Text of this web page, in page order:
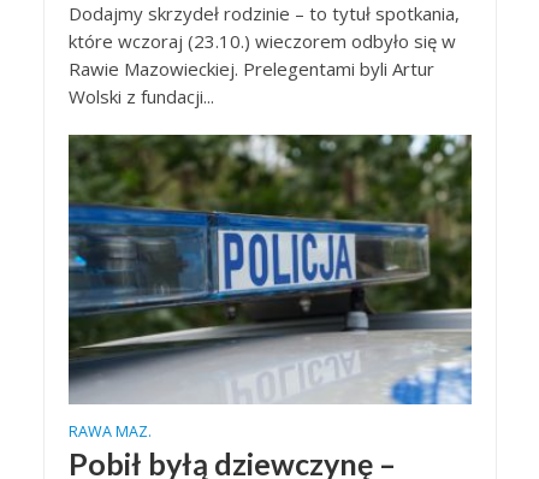
Dodajmy skrzydeł rodzinie – to tytuł spotkania,
które wczoraj (23.10.) wieczorem odbyło się w
Rawie Mazowieckiej. Prelegentami byli Artur
Wolski z fundacji...
RAWA MAZ.
Pobił byłą dziewczynę –